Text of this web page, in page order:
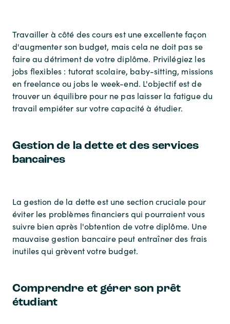
Travailler à côté des cours est une excellente façon
d'augmenter son budget, mais cela ne doit pas se
faire au détriment de votre diplôme. Privilégiez les
jobs flexibles : tutorat scolaire, baby-sitting, missions
en freelance ou jobs le week-end. L'objectif est de
trouver un équilibre pour ne pas laisser la fatigue du
travail empiéter sur votre capacité à étudier.
Gestion de la dette et des services
bancaires
La gestion de la dette est une section cruciale pour
éviter les problèmes financiers qui pourraient vous
suivre bien après l'obtention de votre diplôme. Une
mauvaise gestion bancaire peut entraîner des frais
inutiles qui grèvent votre budget.
Comprendre et gérer son prêt
étudiant